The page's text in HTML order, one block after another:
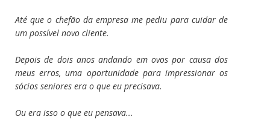
Até que o chefão da empresa me pediu para cuidar de
um possível novo cliente.
Depois de dois anos andando em ovos por causa dos
meus erros, uma oportunidade para impressionar os
sócios seniores era o que eu precisava.
Ou era isso o que eu pensava...